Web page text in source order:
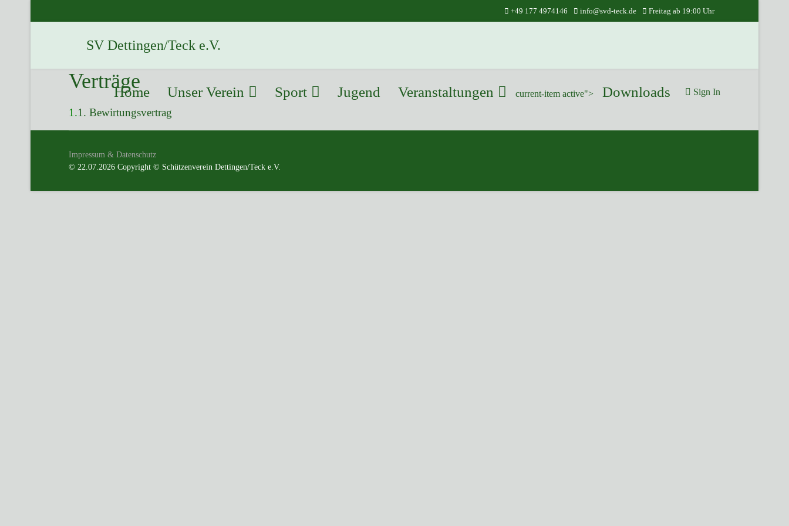
+49 177 4974146 info@svd-teck.de Freitag ab 19:00 Uhr
SV Dettingen/Teck e.V.
Home Unser Verein Sport Jugend Veranstaltungen current-item active"> Downloads Sign In
Verträge
1.1. Bewirtungsvertrag
Impressum & Datenschutz
© 22.07.2026 Copyright © Schützenverein Dettingen/Teck e.V.